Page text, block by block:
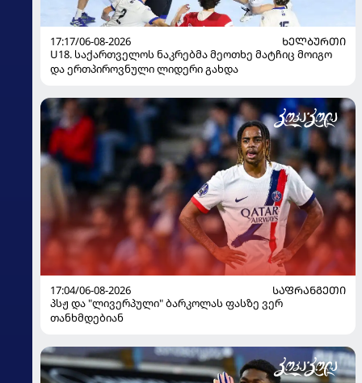
17:17/06-08-2026
ᲮᲔᲚᲑᲣᲠᲗᲘ
U18. საქართველოს ნაკრებმა მეოთხე მატჩიც მოიგო
და ერთპიროვნული ლიდერი გახდა
17:04/06-08-2026
ᲡᲐᲤᲠᲐᲜᲒᲔᲗᲘ
პსჟ და "ლივერპული" ბარკოლას ფასზე ვერ
თანხმდებიან